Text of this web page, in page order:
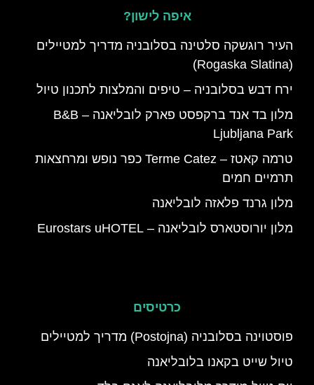
איפה לישון?
העיר רוגשקה סלטינה בסלובניה מדריך למטיילים
(Rogaska Slatina)
ירח דבש בסלובניה – טיפים והמלצות לתכנון טיול
מלון בד אנד ברקפסט פארק לובליאנה – B&B
Ljubljana Park
טרמה קאטז – Terme Catez כפר נופש ומרחצאות
תרמיים חמים
מלון גרנד פלאזה לובליאנה
מלון יורוסטארס לובליאנה – Eurostars uHOTEL
כרטיסים
פוסטוינה בסלובניה (Postojna) מדריך למטיילים
טיול שייט בקאנו בלובליאנה